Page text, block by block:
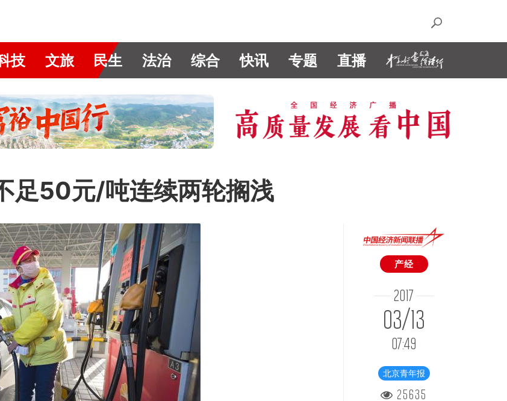
技 文旅 民生 法治 综合 快讯 专题 直播
足50元/吨连续两轮搁浅
产经
2017
03/13
07:49
北京青年报
25635